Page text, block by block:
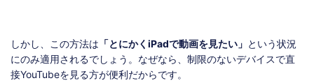
しかし、この方法は 「とにかくiPadで動画を見たい」 という状況
にのみ適用されるでしょう。なぜなら、制限のないデバイスで直
接YouTubeを見る方が便利だからです。